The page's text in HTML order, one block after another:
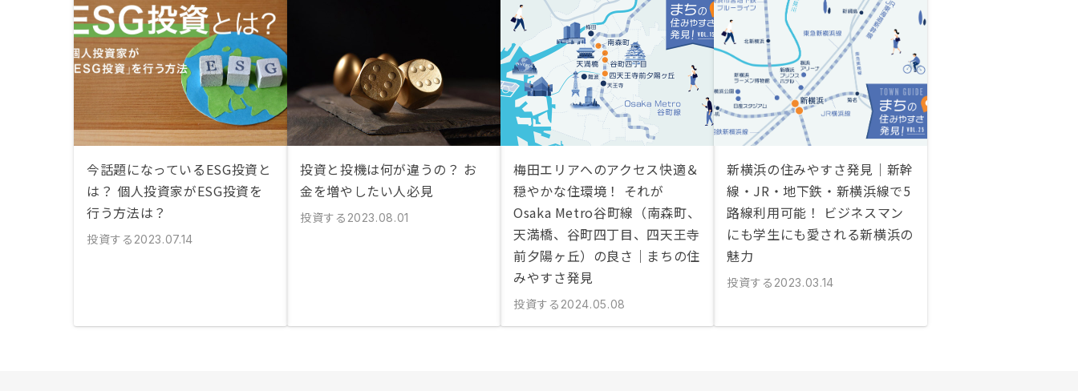
今話題になっているESG投資と
は？ 個人投資家がESG投資を
行う方法は？
投資する 2023.07.14
投資と投機は何が違うの？ お
金を増やしたい人必見
投資する 2023.08.01
梅田エリアへのアクセス快適＆
穏やかな住環境！ それが
Osaka Metro谷町線（南森町、
天満橋、谷町四丁目、四天王寺
前夕陽ヶ丘）の良さ｜まちの住
みやすさ発見
投資する 2024.05.08
新横浜の住みやすさ発見｜新幹
線・JR・地下鉄・新横浜線で5
路線利用可能！ ビジネスマン
にも学生にも愛される新横浜の
魅力
投資する 2023.03.14